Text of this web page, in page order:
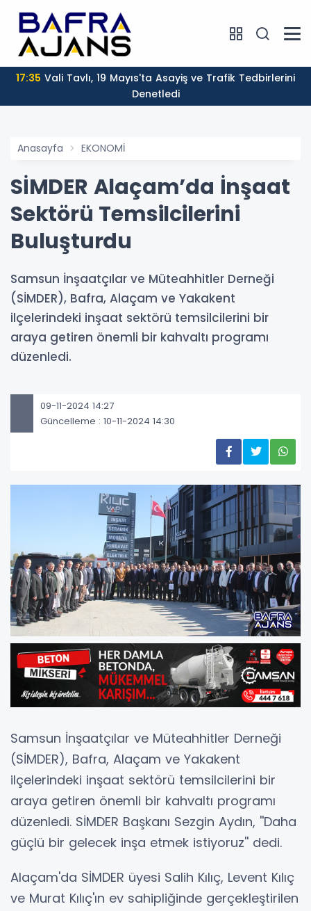
17:35
Denetledi
Anasayfa EKONOMİ
SİMDER Alaçam’da İnşaat
Sektörü Temsilcilerini
Buluşturdu
Samsun İnşaatçılar ve Müteahhitler Derneği
(SİMDER), Bafra, Alaçam ve Yakakent
ilçelerindeki inşaat sektörü temsilcilerini bir
araya getiren önemli bir kahvaltı programı
düzenledi.
09-11-2024 14:27
Güncelleme : 10-11-2024 14:30
Samsun İnşaatçılar ve Müteahhitler Derneği
(SİMDER), Bafra, Alaçam ve Yakakent
ilçelerindeki inşaat sektörü temsilcilerini bir
araya getiren önemli bir kahvaltı programı
düzenledi. SİMDER Başkanı Sezgin Aydın, ''Daha
güçlü bir gelecek inşa etmek istiyoruz'' dedi.
Alaçam'da SİMDER üyesi Salih Kılıç, Levent Kılıç
ve Murat Kılıç'ın ev sahipliğinde gerçekleştirilen